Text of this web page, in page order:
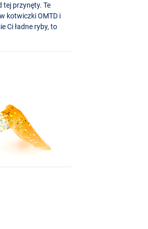
tej przynęty. Te
kotwiczkiOMTD i
Ci ładne ryby, to